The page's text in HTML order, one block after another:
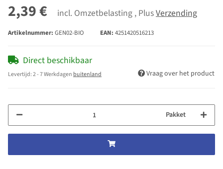
2,39 € incl. Omzetbelasting , PlusVerzending
Artikelnummer: GEN02-BIO EAN: 4251420516213
Direct beschikbaar
Levertijd:2 - 7 Werkdagen buitenland Vraag over het product
Pakket